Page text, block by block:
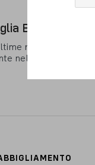
Basso Bikes
news e offerte
nella tua E-mail.